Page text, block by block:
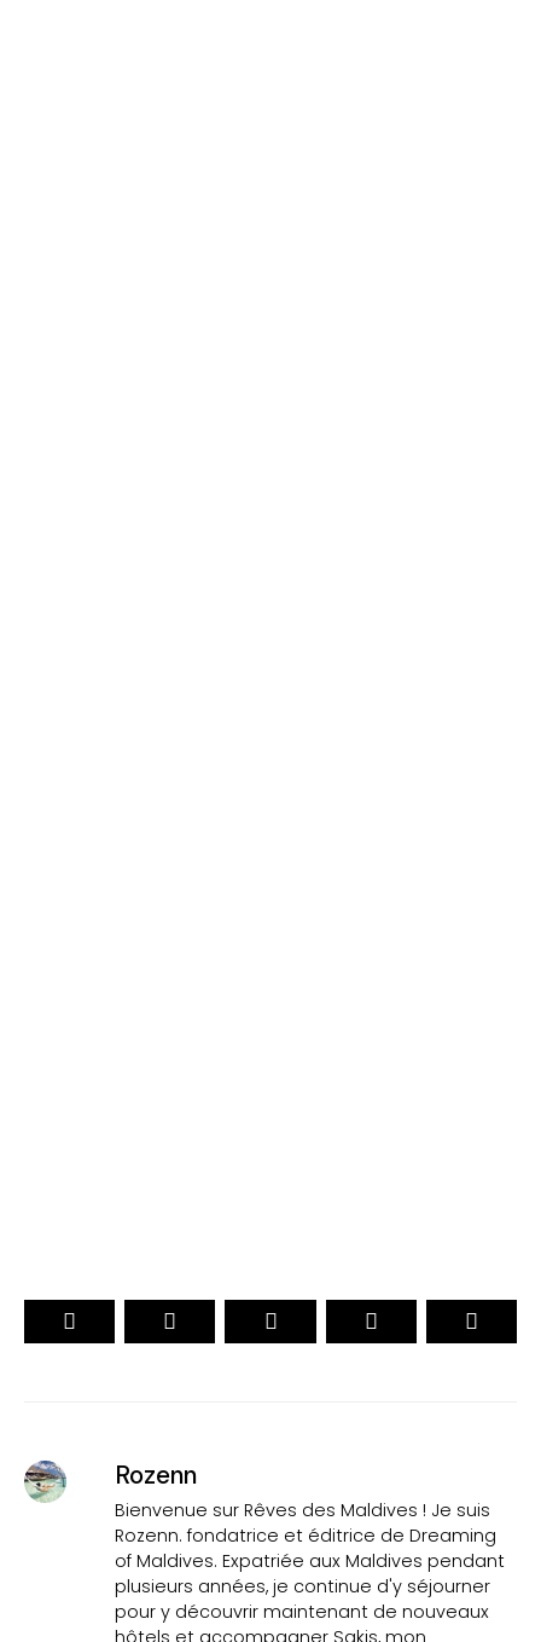
Rozenn
Bienvenue sur Rêves des Maldives ! Je suis
Rozenn. fondatrice et éditrice de Dreaming
of Maldives. Expatriée aux Maldives pendant
plusieurs années, je continue d'y séjourner
pour y découvrir maintenant de nouveaux
hôtels et accompagner Sakis, mon